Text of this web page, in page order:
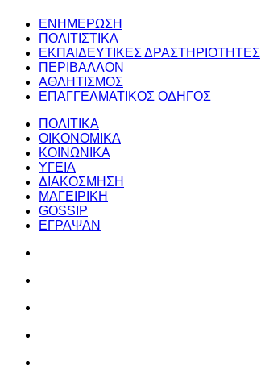
ΕΝΗΜΕΡΩΣΗ
ΠΟΛΙΤΙΣΤΙΚΑ
ΕΚΠΑΙΔΕΥΤΙΚΕΣ ΔΡΑΣΤΗΡΙΟΤΗΤΕΣ
ΠΕΡΙΒΑΛΛΟΝ
ΑΘΛΗΤΙΣΜΟΣ
ΕΠΑΓΓΕΛΜΑΤΙΚΟΣ ΟΔΗΓΟΣ
ΠΟΛΙΤΙΚΑ
ΟΙΚΟΝΟΜΙΚΑ
ΚΟΙΝΩΝΙΚΑ
ΥΓΕΙΑ
ΔΙΑΚΟΣΜΗΣΗ
ΜΑΓΕΙΡΙΚΗ
GOSSIP
ΕΓΡΑΨΑΝ